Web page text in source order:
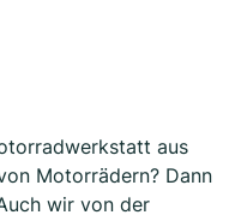
aus
Motorrädern? Dann
wir von der